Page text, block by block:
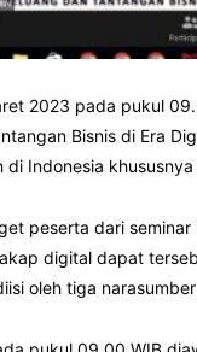
2023 pada pukul
Bisnis di Era
di Indonesia
peserta dari
digital dapat
oleh tiga